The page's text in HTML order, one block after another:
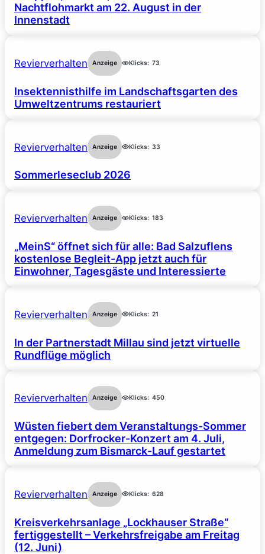
Nachtflohmarkt am 22. August in der
Innenstadt
Revierverhalten Anzeige Klicks: 73
Insektennisthilfe im Landschaftsgarten des
Umweltzentrums restauriert
Revierverhalten Anzeige Klicks: 33
Sommerleseclub 2026
Revierverhalten Anzeige Klicks: 183
„MeinS“ öffnet sich für alle: Bad Salzuflens
kostenlose Begleit-App jetzt auch für
Einwohner, Tagesgäste und Interessierte
Revierverhalten Anzeige Klicks: 21
In der Partnerstadt Millau sind jetzt virtuelle
Rundflüge möglich
Revierverhalten Anzeige Klicks: 450
Wüsten fiebert dem Veranstaltungs-Sommer
entgegen: Dorfrocker-Konzert am 4. Juli,
Anmeldung zum Bismarck-Lauf gestartet
Revierverhalten Anzeige Klicks: 628
Kreisverkehrsanlage „Lockhauser Straße“
fertiggestellt – Verkehrsfreigabe am Freitag
(12. Juni)